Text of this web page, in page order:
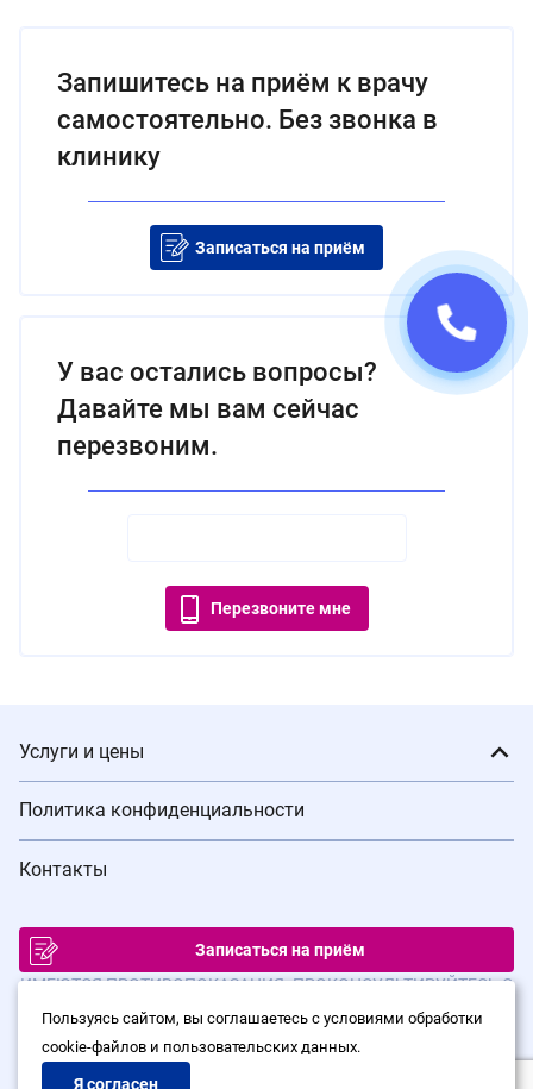
Запишитесь на приём к врачу
самостоятельно. Без звонка в
клинику
Записаться на приём
У вас остались вопросы?
Давайте мы вам сейчас
перезвоним.
Перезвоните мне
Услуги и цены
Политика конфиденциальности
Контакты
Записаться на приём
ИМЕЮТСЯ ПРОТИВОПОКАЗАНИЯ. ПРОКОНСУЛЬТИРУЙТЕСЬ С
© Сеть клиник лазерной хирургии «Варикоза нет», 2026
Политика конфиденциальности
Пользуясь сайтом, вы соглашаетесь с условиями обработки
cookie-файлов и пользовательских данных.
Я согласен